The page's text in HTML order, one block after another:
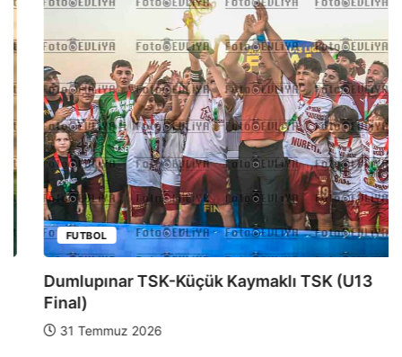
FUTBOL
Dumlupınar TSK-Küçük Kaymaklı TSK (U13
Final)
31 Temmuz 2026